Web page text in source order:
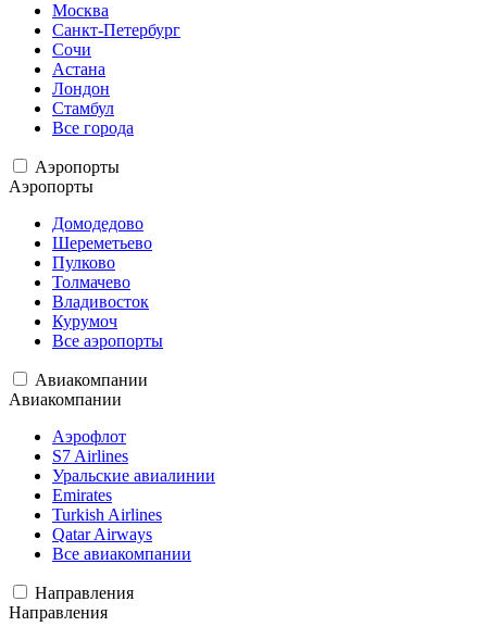
Москва
Санкт-Петербург
Сочи
Астана
Лондон
Стамбул
Все города
Аэропорты
Аэропорты
Домодедово
Шереметьево
Пулково
Толмачево
Владивосток
Курумоч
Все аэропорты
Авиакомпании
Авиакомпании
Аэрофлот
S7 Airlines
Уральские авиалинии
Emirates
Turkish Airlines
Qatar Airways
Все авиакомпании
Направления
Направления